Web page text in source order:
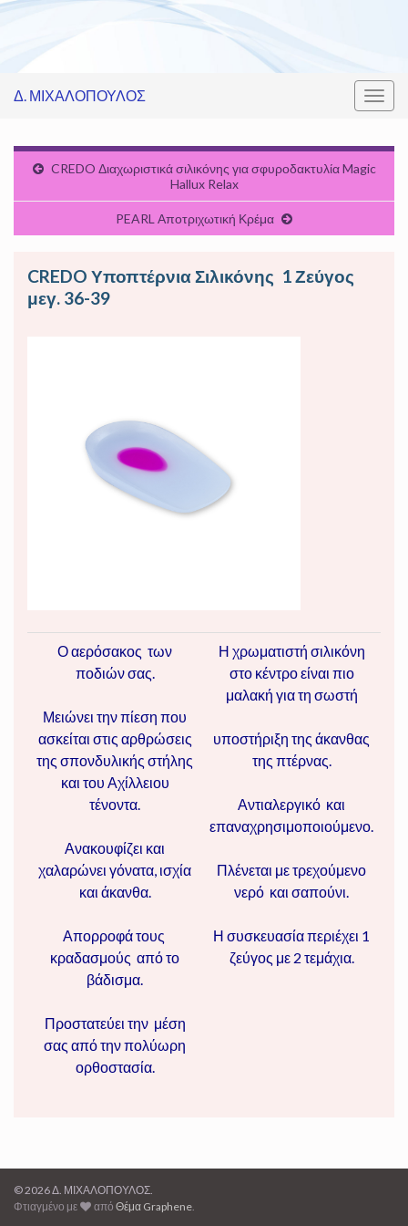
Δ. ΜΙΧΑΛΟΠΟΥΛΟΣ
CREDO Διαχωριστικά σιλικόνης για σφυροδακτυλία Magic
Hallux Relax
PEARL Αποτριχωτική Κρέμα
CREDO Υποπτέρνια Σιλικόνης 1 Ζεύγος
μεγ. 36-39
Ο αερόσακος των
ποδιών σας.
Μειώνει την πίεση που
ασκείται στις αρθρώσεις
της σπονδυλικής στήλης
και του Αχίλλειου
τένοντα.
Ανακουφίζει και
χαλαρώνει γόνατα, ισχία
και άκανθα.
Απορροφά τους
κραδασμούς από το
βάδισμα.
Προστατεύει την μέση
σας από την πολύωρη
ορθοστασία.
Η χρωματιστή σιλικόνη
στο κέντρο είναι πιο
μαλακή για τη σωστή
υποστήριξη της άκανθας
της πτέρνας.
Αντιαλεργικό και
επαναχρησιμοποιούμενο.
Πλένεται με τρεχούμενο
νερό και σαπούνι.
Η συσκευασία περιέχει 1
ζεύγος με 2 τεμάχια.
© 2026 Δ. ΜΙΧΑΛΟΠΟΥΛΟΣ.
Φτιαγμένο με
απόΘέμα Graphene.